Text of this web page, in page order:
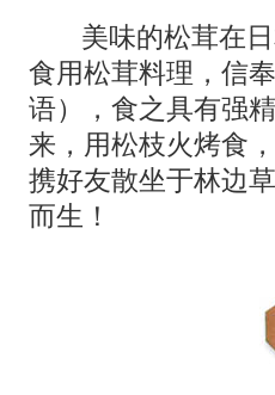
美味的松茸在日
食用松茸料理，信
语），食之具有强
来，用松枝火烤食
携好友散坐于林边
而生！